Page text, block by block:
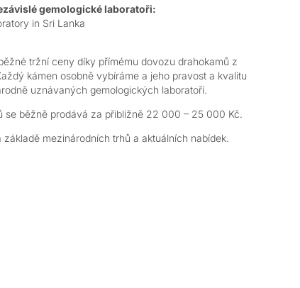
gemologické laboratoři:
in Sri Lanka
tržní ceny díky přímému dovozu drahokamů z
kámen osobně vybíráme a jeho pravost a kvalitu
uznávaných gemologických laboratoří.
se běžně prodává za přibližně 22 000 – 25 000 Kč.
mezinárodních trhů a aktuálních nabídek.